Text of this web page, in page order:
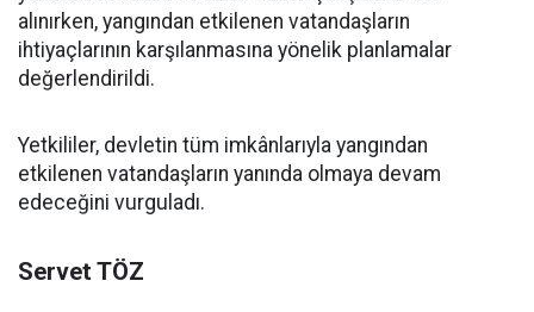
alınırken, yangından etkilenen vatandaşların
ihtiyaçlarının karşılanmasına yönelik planlamalar
değerlendirildi.
Yetkililer, devletin tüm imkânlarıyla yangından
etkilenen vatandaşların yanında olmaya devam
edeceğini vurguladı.
Servet TÖZ